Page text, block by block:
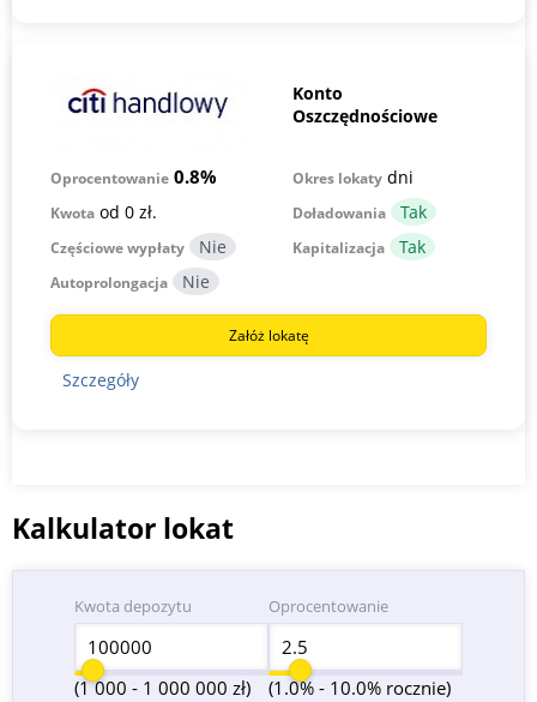
Konto
Oszczędnościowe
Oprocentowanie 0.8% Okres lokaty dni
Kwota od 0 zł.
Doładowania
Częściowe wypłaty
Kapitalizacja
Autoprolongacja
Załóż lokatę
Szczegóły
Kalkulator lokat
Kwota depozytu
(1 000 - 1 000 000 zł)
Oprocentowanie
(1.0% - 10.0% rocznie)